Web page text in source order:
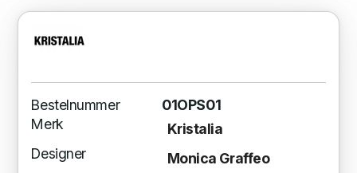
Bestelnummer
01OPS01
Merk
Kristalia
Designer
Monica Graffeo